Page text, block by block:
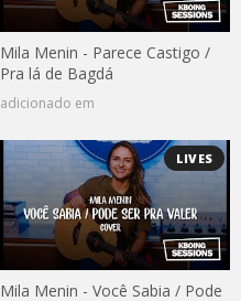
Mila Menin - Parece Castigo /
Pra lá de Bagdá
adicionado em
LIVES
Mila Menin - Você Sabia / Pode